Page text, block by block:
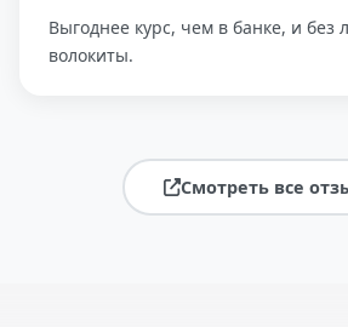
Выгоднее курс, чем в банке, и без
волокиты.
Смотреть все